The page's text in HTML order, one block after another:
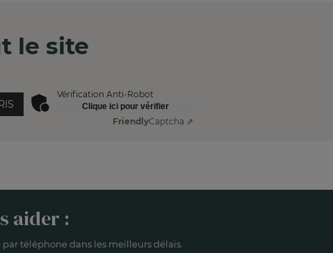
le site
Vérification Anti-Robot
Clique ici pour vérifier
FriendlyCaptcha ⇗
aider :
téléphone dans les meilleurs délais.